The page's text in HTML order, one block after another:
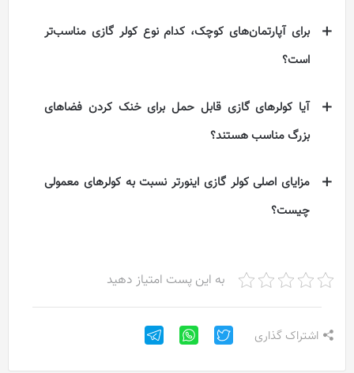
برای آپارتمان‌های کوچک، کدام نوع کولر گازی مناسب‌تر
است؟
آیا کولرهای گازی قابل حمل برای خنک کردن فضاهای
بزرگ مناسب هستند؟
مزایای اصلی کولر گازی اینورتر نسبت به کولرهای معمولی
چیست؟
به این پست امتیاز دهید
اشتراک گذاری